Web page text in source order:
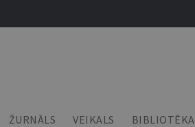
ŽURNĀLS VEIKALS BIBLIOTĒKA